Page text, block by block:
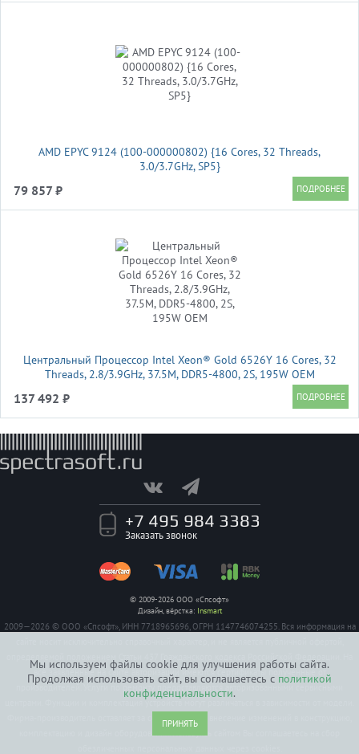
Мы используем файлы cookie для улучшения работы сайта.
Продолжая использовать сайт, вы соглашаетесь с политикой
конфиденциальности.
ПРИНЯТЬ
AMD EPYC 9124 (100-000000802) {16 Cores, 32 Threads,
3.0/3.7GHz, SP5}
79 857 ₽
Центральный Процессор Intel Xeon® Gold 6526Y 16 Cores, 32
Threads, 2.8/3.9GHz, 37.5M, DDR5-4800, 2S, 195W OEM
137 492 ₽
+7 495 984 3383
Заказать звонок
© 2009-2026 ООО «Спсофт»
Дизайн, вёрстка: Insmart
2009—2026 © ООО «Спсофт», ИНН 7718965696, ОГРН 1147746074255. Вся информация на
определяемой положением Статьи 437 Гражданского кодекса Российской Федерации. На
все заявленные на сайте авторизации имеются сертификаты полученные от
производителей. Услуги по ремонту предоставляются авторизованными сервисными
центрами. Функции и комплектация устройств могут различаться в зависимости от модели.
Фирма-производитель оставляет за собой право на внесение изменений в конструкцию,
комплектацию и дизайн оборудования. Пользуясь сайтом Вы соглашаетесь на сбор